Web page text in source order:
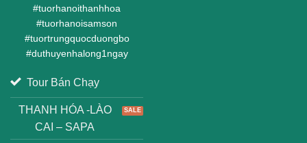
#tuorhanoithanhhoa
#tuorhanoisamson
#tuortrungquocduongbo
#duthuyenhalong1ngay
Tour Bán Chạy
THANH HÓA -LÀO
CAI – SAPA